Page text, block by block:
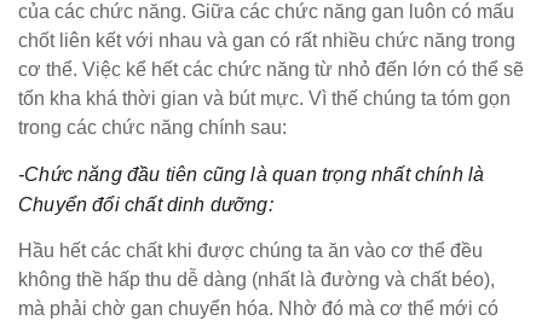
của các chức năng. Giữa các chức năng gan luôn có mấu
chốt liên kết với nhau và gan có rất nhiều chức năng trong
cơ thể. Việc kể hết các chức năng từ nhỏ đến lớn có thể sẽ
tốn kha khá thời gian và bút mực. Vì thế chúng ta tóm gọn
trong các chức năng chính sau:
-Chức năng đầu tiên cũng là quan trọng nhất chính là
Chuyển đổi chất dinh dưỡng:
Hầu hết các chất khi được chúng ta ăn vào cơ thể đều
không thề hấp thu dễ dàng (nhất là đường và chất béo),
mà phải chờ gan chuyển hóa. Nhờ đó mà cơ thể mới có